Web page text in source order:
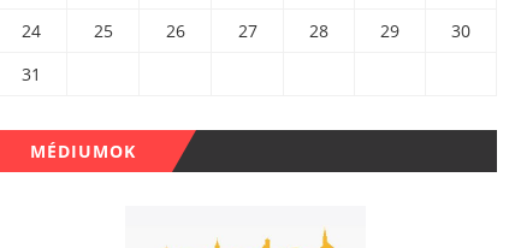
24
25 26 27 28 29
30
31
MÉDIUMOK